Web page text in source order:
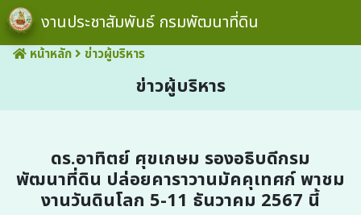
งานประชาสัมพันธ์ กรมพัฒนาที่ดิน
หน้าหลัก ข่าวผู้บริหาร
ข่าวผู้บริหาร
ดร.อาทิตย์ ศุขเกษม รองอธิบดีกรม
พัฒนาที่ดิน ปล่อยคาราวานมัคคุเทศก์ พาชม
งานวันดินโลก 5-11 ธันวาคม 2567 นี้